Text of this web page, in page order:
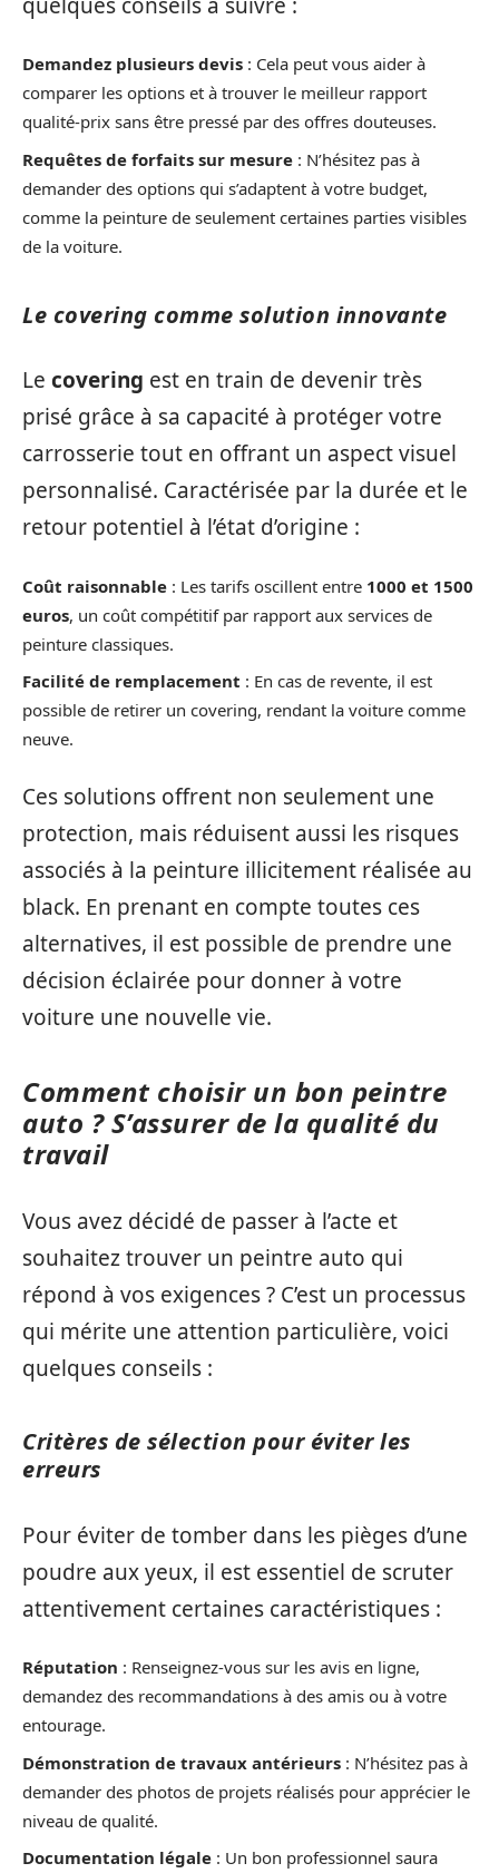
Demandez plusieurs devis : Cela peut vous aider à
comparer les options et à trouver le meilleur rapport
qualité-prix sans être pressé par des offres douteuses.
Requêtes de forfaits sur mesure : N’hésitez pas à
demander des options qui s’adaptent à votre budget,
comme la peinture de seulement certaines parties visibles
de la voiture.
Le covering comme solution innovante
Le covering est en train de devenir très
prisé grâce à sa capacité à protéger votre
carrosserie tout en offrant un aspect visuel
personnalisé. Caractérisée par la durée et le
retour potentiel à l’état d’origine :
Coût raisonnable : Les tarifs oscillent entre 1000 et 1500
euros, un coût compétitif par rapport aux services de
peinture classiques.
Facilité de remplacement : En cas de revente, il est
possible de retirer un covering, rendant la voiture comme
neuve.
Ces solutions offrent non seulement une
protection, mais réduisent aussi les risques
associés à la peinture illicitement réalisée au
black. En prenant en compte toutes ces
alternatives, il est possible de prendre une
décision éclairée pour donner à votre
voiture une nouvelle vie.
Comment choisir un bon peintre
auto ? S’assurer de la qualité du
travail
Vous avez décidé de passer à l’acte et
souhaitez trouver un peintre auto qui
répond à vos exigences ? C’est un processus
qui mérite une attention particulière, voici
quelques conseils :
Critères de sélection pour éviter les
erreurs
Pour éviter de tomber dans les pièges d’une
poudre aux yeux, il est essentiel de scruter
attentivement certaines caractéristiques :
Réputation : Renseignez-vous sur les avis en ligne,
demandez des recommandations à des amis ou à votre
entourage.
Démonstration de travaux antérieurs : N’hésitez pas à
demander des photos de projets réalisés pour apprécier le
niveau de qualité.
Documentation légale : Un bon professionnel saura